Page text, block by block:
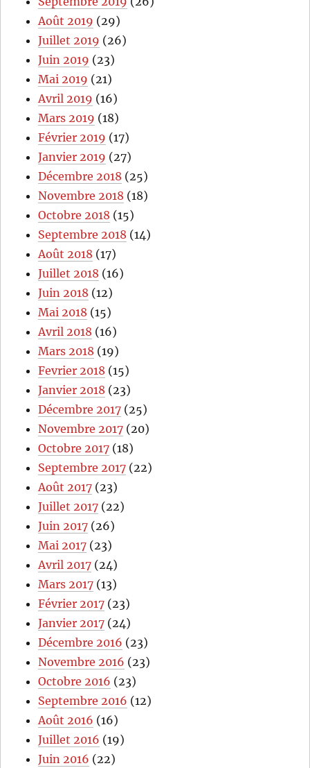
Août 2019 (29)
Juillet 2019 (26)
Juin 2019 (23)
Mai 2019 (21)
Avril 2019 (16)
Mars 2019 (18)
Février 2019 (17)
Janvier 2019 (27)
Décembre 2018 (25)
Novembre 2018 (18)
Octobre 2018 (15)
Septembre 2018 (14)
Août 2018 (17)
Juillet 2018 (16)
Juin 2018 (12)
Mai 2018 (15)
Avril 2018 (16)
Mars 2018 (19)
Fevrier 2018 (15)
Janvier 2018 (23)
Décembre 2017 (25)
Novembre 2017 (20)
Octobre 2017 (18)
Septembre 2017 (22)
Août 2017 (23)
Juillet 2017 (22)
Juin 2017 (26)
Mai 2017 (23)
Avril 2017 (24)
Mars 2017 (13)
Février 2017 (23)
Janvier 2017 (24)
Décembre 2016 (23)
Novembre 2016 (23)
Octobre 2016 (23)
Septembre 2016 (12)
Août 2016 (16)
Juillet 2016 (19)
Juin 2016 (22)